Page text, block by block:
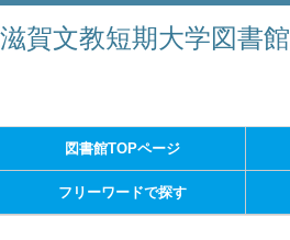
滋賀文教短期大学図書館
図書館TOPページ
フリーワードで探す